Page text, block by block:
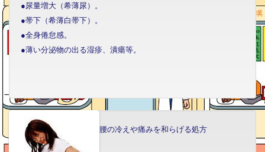
●尿量増大（希薄尿）。
●帯下（希薄白帯下）。
●全身倦怠感。
●薄い分泌物の出る湿疹、潰瘍等。
腰の冷えや痛みを和らげる処方